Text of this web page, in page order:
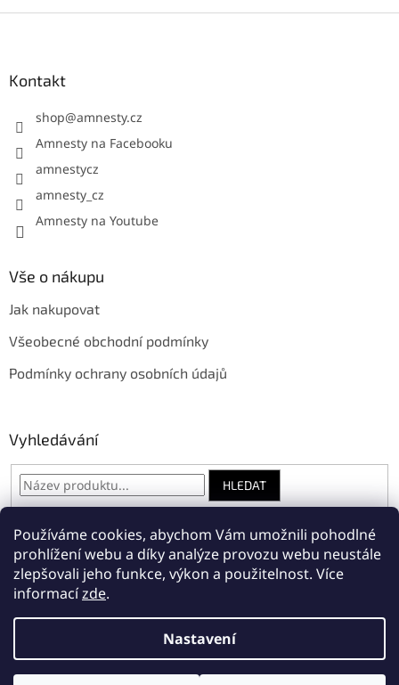
Používáme cookies, abychom Vám umožnili pohodlné
prohlížení webu a díky analýze provozu webu neustále
zlepšovali jeho funkce, výkon a použitelnost. Více
informacízde.
Nastavení
Kontakt
shop@amnesty.cz
Amnesty na Facebooku
amnestycz
amnesty_cz
Amnesty na Youtube
Vše o nákupu
Jak nakupovat
Všeobecné obchodní podmínky
Podmínky ochrany osobních údajů
Vyhledávání
HLEDAT
Amnesty International Česká republika
Vytvořil Shoptet